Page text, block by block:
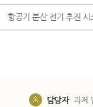
항공기 분산 전기 추진 시
담당자 과제